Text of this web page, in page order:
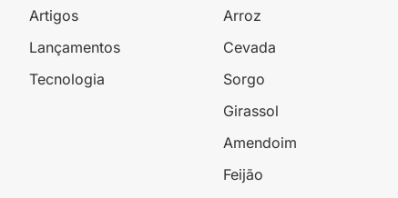
Artigos
Lançamentos
Tecnologia
Arroz
Cevada
Sorgo
Girassol
Amendoim
Feijão